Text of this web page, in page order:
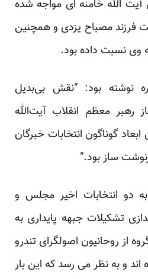
الله خامنه ای مواجه شده
فرزند مصباح یزدی و همچنین
وی نسبت داده بود.
نوشته بود: “نقش بی‌بدیل
رهبر معظم انقلاب آیت‌الله
گوناگون انتخابات خبرگان
ساز بود.”
دو انتخابات اخیر مجلس و
تشکیلات جبهه پایداری به
از روحانیون اصولگرای تندرو
و به نظر می رسد که این بار